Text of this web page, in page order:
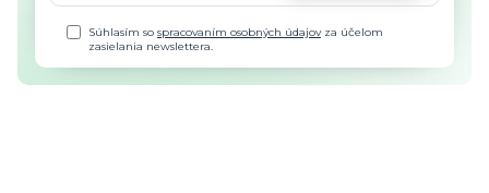
Súhlasím sospracovaním osobných údajovza účelom
zasielania newslettera.